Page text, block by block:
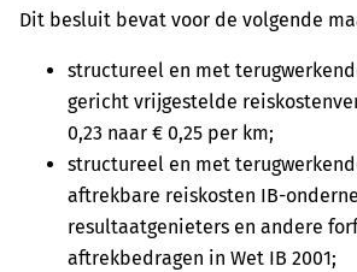
Dit besluit bevat voor de volgende
structureel en met
gericht vrijgestelde
0,23 naar € 0,25 per km;
structureel en met
aftrekbare reiskosten IB-
resultaatgenieters en andere
aftrekbedragen in Wet IB 2001;